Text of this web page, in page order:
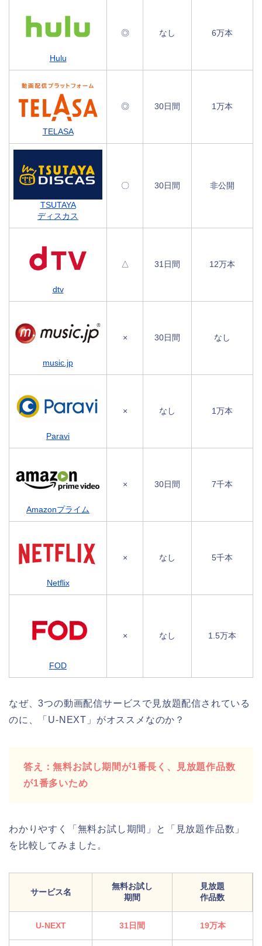
Hulu
◎ なし 6万本
TELASA
◎ 30日間 1万本
TSUTAYA
ディスカス
〇 30日間 非公開
dtv
△ 31日間 12万本
music.jp
× 30日間 なし
Paravi
× なし 1万本
Amazonプライム
× 30日間 7千本
Netflix
× なし 5千本
FOD
× なし 1.5万本
なぜ、3つの動画配信サービスで見放題配信されている
のに、「U-NEXT」がオススメなのか？
答え：無料お試し期間が1番長く、見放題作品数
が1番多いため
わかりやすく「無料お試し期間」と「見放題作品数」
を比較してみました。
サービス名
無料お試し
期間
見放題
作品数
U-NEXT 31日間 19万本